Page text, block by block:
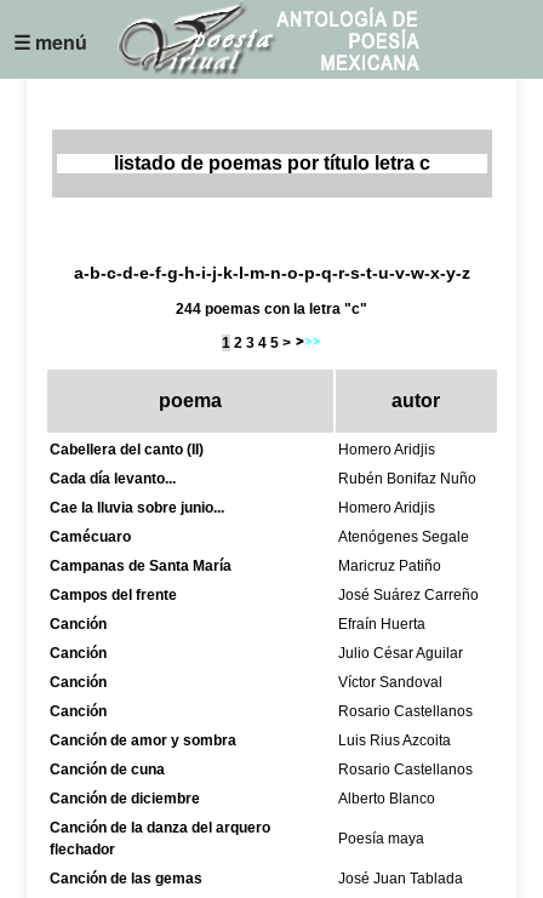
☰ menú
listado de poemas por título letra c
a-b-c-d-e-f-g-h-i-j-k-l-m-n-o-p-q-r-s-t-u-v-w-x-y-z
244 poemas con la letra "c"
1 2 3 4 5 >
poema autor
Cabellera del canto (II)
Homero Aridjis
Cada día levanto...
Rubén Bonifaz Nuño
Cae la lluvia sobre junio...
Homero Aridjis
Camécuaro
Atenógenes Segale
Campanas de Santa María
Maricruz Patiño
Campos del frente
José Suárez Carreño
Canción
Efraín Huerta
Canción
Julio César Aguilar
Canción
Víctor Sandoval
Canción
Rosario Castellanos
Canción de amor y sombra
Luis Rius Azcoita
Canción de cuna
Rosario Castellanos
Canción de diciembre
Alberto Blanco
Canción de la danza del arquero
flechador
Poesía maya
Canción de las gemas
José Juan Tablada